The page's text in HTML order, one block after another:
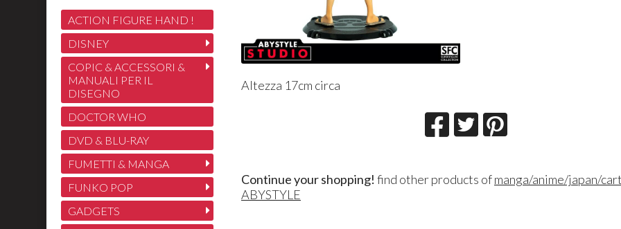
Altezza 17cm circa
Continue your shopping! find other products ofmanga/anime/japan/
ABYSTYLE
ACTION FIGURE HAND !
DISNEY
COPIC & ACCESSORI &
MANUALI PER IL
DISEGNO
DOCTOR WHO
DVD & BLU-RAY
FUMETTI & MANGA
FUNKO POP
GADGETS